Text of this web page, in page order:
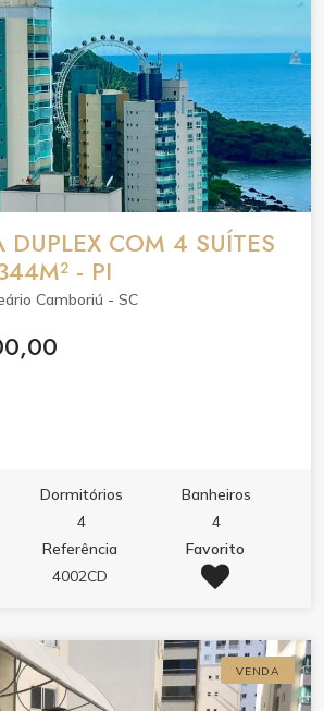
DUPLEX COM 4 SUÍTES
- PI
Camboriú - SC
Dormitórios
4
Banheiros
4
Referência
4002CD
Favorito
VENDA